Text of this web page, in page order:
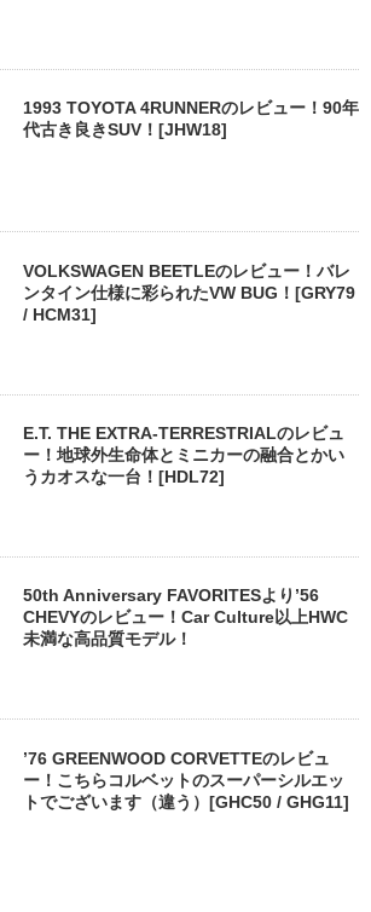
1993 TOYOTA 4RUNNERのレビュー！90年
代古き良きSUV！[JHW18]
VOLKSWAGEN BEETLEのレビュー！バレ
ンタイン仕様に彩られたVW BUG！[GRY79
/ HCM31]
E.T. THE EXTRA-TERRESTRIALのレビュ
ー！地球外生命体とミニカーの融合とかい
うカオスな一台！[HDL72]
50th Anniversary FAVORITESより’56
CHEVYのレビュー！Car Culture以上HWC
未満な高品質モデル！
’76 GREENWOOD CORVETTEのレビュ
ー！こちらコルベットのスーパーシルエッ
トでございます（違う）[GHC50 / GHG11]